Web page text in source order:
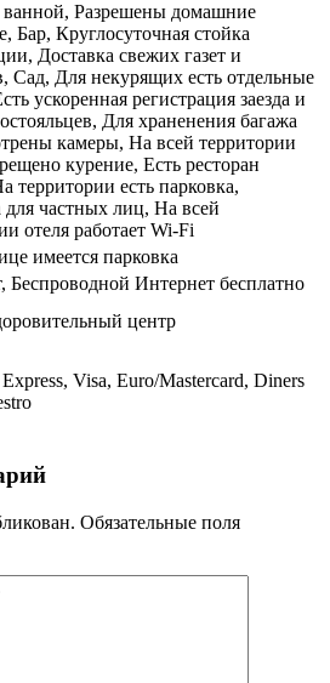
Разрешены домашние
Бар, Круглосуточная стойка
Доставка свежих газет и
Сад, Для некурящих есть отдельные
ускоренная регистрация заезда и
Для храненения багажа
камеры, На всей территории
курение, Есть ресторан
территории есть парковка,
для частных лиц, На всей
отеля работает Wi-Fi
имеется парковка
Беспроводной Интернет бесплатно
центр
Visa, Euro/Mastercard, Diners
Обязательные поля